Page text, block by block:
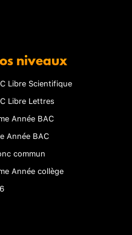
niveaux
Libre Scientifique
Libre Lettres
Année BAC
Année BAC
commun
Année collège